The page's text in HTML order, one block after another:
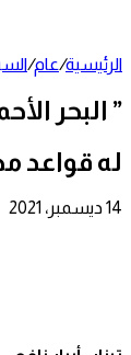
الرئيسية/عام/
” البحر
له قواعد
14 ديسمبر، 2021